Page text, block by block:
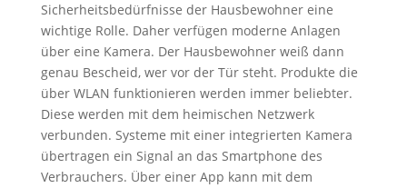
Sicherheitsbedürfnisse der Hausbewohner eine
wichtige Rolle. Daher verfügen moderne Anlagen
über eine Kamera. Der Hausbewohner weiß dann
genau Bescheid, wer vor der Tür steht. Produkte die
über WLAN funktionieren werden immer beliebter.
Diese werden mit dem heimischen Netzwerk
verbunden. Systeme mit einer integrierten Kamera
übertragen ein Signal an das Smartphone des
Verbrauchers. Über einer App kann mit dem